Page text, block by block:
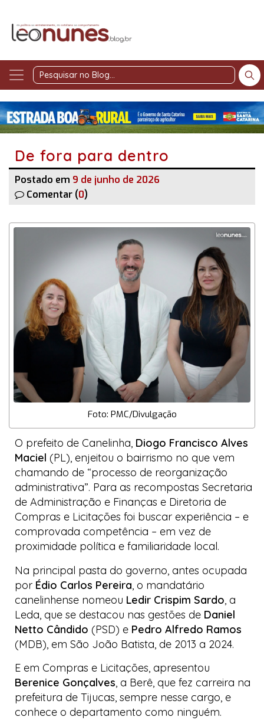
Pesquisar
Blog
De fora para dentro
Postado em 9 de junho de 2026
Comentar (0)
Foto: PMC/Divulgação
O prefeito de Canelinha, Diogo Francisco Alves
Maciel (PL), enjeitou o bairrismo no que vem
chamando de “processo de reorganização
administrativa”. Para as recompostas Secretaria
de Administração e Finanças e Diretoria de
Compras e Licitações foi buscar experiência – e
comprovada competência – em vez de
proximidade política e familiaridade local.
Na principal pasta do governo, antes ocupada
por Édio Carlos Pereira, o mandatário
canelinhense nomeou Ledir Crispim Sardo, a
Leda, que se destacou nas gestões de Daniel
Netto Cândido (PSD) e Pedro Alfredo Ramos
(MDB), em São João Batista, de 2013 a 2024.
E em Compras e Licitações, apresentou
Berenice Gonçalves, a Berê, que fez carreira na
prefeitura de Tijucas, sempre nesse cargo, e
conhece o departamento como ninguém.